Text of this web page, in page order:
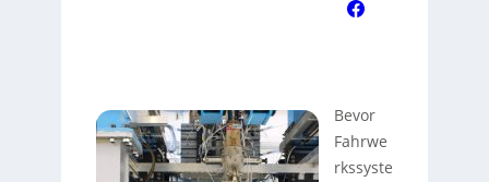
Bevor
Fahrwe
rkssyste